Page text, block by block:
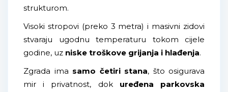
strukturom.
Visoki stropovi (preko 3 metra) i masivni zidovi
stvaraju ugodnu temperaturu tokom cijele
godine, uz niske troškove grijanja i hlađenja.
Zgrada ima samo četiri stana, što osigurava
mir i privatnost, dok uređena parkovska